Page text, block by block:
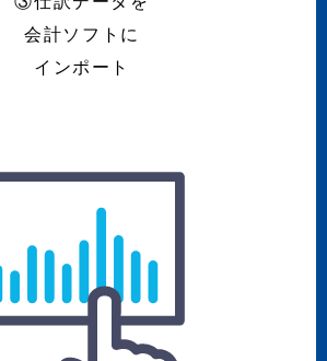
会計ソフトに
インポート